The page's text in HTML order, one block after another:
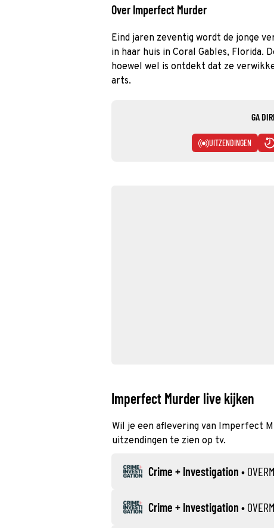
Over Imperfect Murder
Eind jaren zeventig wordt de jonge
in haar huis in Coral Gables, Florida.
hoewel wel is ontdekt dat ze
arts.
GA
UITZENDINGEN
Imperfect Murder live kijken
Wil je een aflevering van Imperfect
uitzendingen te zien op tv.
Crime + Investigation •
Crime + Investigation •